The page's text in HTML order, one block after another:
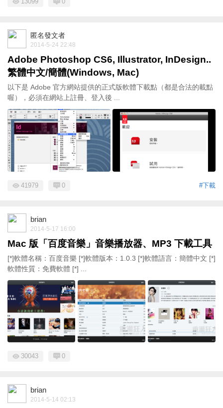
匿名發文者
2014-5-24 22:48
Adobe Photoshop CS6, Illustrator, InDesign..
繁體中文/簡體(Windows, Mac)
以下是 Adobe 官方網站提供的正式版軟體下載點（都是合法的載點
喔），必須在網站上註冊、登入後 ...
#下載
41979 0
brian
2014-5-17 16:00
Mac 版「百度音樂」音樂播放器、MP3 下載工具
[*]軟體名稱：百度音樂 [*]軟體版本：1.0.3 [*]軟體語言：簡體中文 [*]
軟體性質：免費軟體 [*] ...
30043 0
brian
2014-5-14 02:13